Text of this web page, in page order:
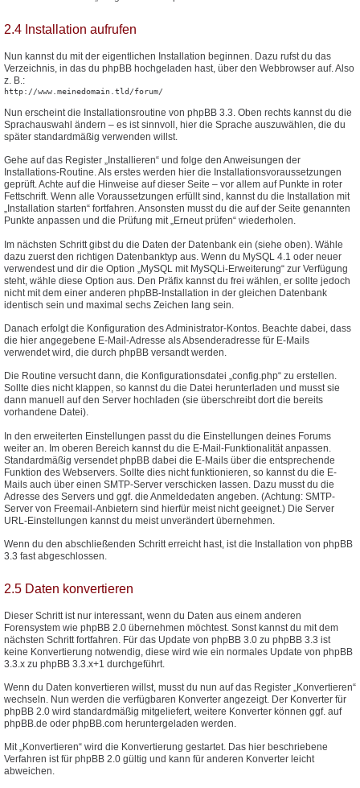
2.4 Installation aufrufen
Nun kannst du mit der eigentlichen Installation beginnen. Dazu rufst du das
Verzeichnis, in das du phpBB hochgeladen hast, über den Webbrowser auf. Also
z. B.:
http://www.meinedomain.tld/forum/
Nun erscheint die Installationsroutine von phpBB 3.3. Oben rechts kannst du die
Sprachauswahl ändern – es ist sinnvoll, hier die Sprache auszuwählen, die du
später standardmäßig verwenden willst.
Gehe auf das Register „Installieren“ und folge den Anweisungen der
Installations-Routine. Als erstes werden hier die Installationsvoraussetzungen
geprüft. Achte auf die Hinweise auf dieser Seite – vor allem auf Punkte in roter
Fettschrift. Wenn alle Voraussetzungen erfüllt sind, kannst du die Installation mit
„Installation starten“ fortfahren. Ansonsten musst du die auf der Seite genannten
Punkte anpassen und die Prüfung mit „Erneut prüfen“ wiederholen.
Im nächsten Schritt gibst du die Daten der Datenbank ein (siehe oben). Wähle
dazu zuerst den richtigen Datenbanktyp aus. Wenn du MySQL 4.1 oder neuer
verwendest und dir die Option „MySQL mit MySQLi-Erweiterung“ zur Verfügung
steht, wähle diese Option aus. Den Präfix kannst du frei wählen, er sollte jedoch
nicht mit dem einer anderen phpBB-Installation in der gleichen Datenbank
identisch sein und maximal sechs Zeichen lang sein.
Danach erfolgt die Konfiguration des Administrator-Kontos. Beachte dabei, dass
die hier angegebene E-Mail-Adresse als Absenderadresse für E-Mails
verwendet wird, die durch phpBB versandt werden.
Die Routine versucht dann, die Konfigurationsdatei „config.php“ zu erstellen.
Sollte dies nicht klappen, so kannst du die Datei herunterladen und musst sie
dann manuell auf den Server hochladen (sie überschreibt dort die bereits
vorhandene Datei).
In den erweiterten Einstellungen passt du die Einstellungen deines Forums
weiter an. Im oberen Bereich kannst du die E-Mail-Funktionalität anpassen.
Standardmäßig versendet phpBB dabei die E-Mails über die entsprechende
Funktion des Webservers. Sollte dies nicht funktionieren, so kannst du die E-
Mails auch über einen SMTP-Server verschicken lassen. Dazu musst du die
Adresse des Servers und ggf. die Anmeldedaten angeben. (Achtung: SMTP-
Server von Freemail-Anbietern sind hierfür meist nicht geeignet.) Die Server
URL-Einstellungen kannst du meist unverändert übernehmen.
Wenn du den abschließenden Schritt erreicht hast, ist die Installation von phpBB
3.3 fast abgeschlossen.
2.5 Daten konvertieren
Dieser Schritt ist nur interessant, wenn du Daten aus einem anderen
Forensystem wie phpBB 2.0 übernehmen möchtest. Sonst kannst du mit dem
nächsten Schritt fortfahren. Für das Update von phpBB 3.0 zu phpBB 3.3 ist
keine Konvertierung notwendig, diese wird wie ein normales Update von phpBB
3.3.x zu phpBB 3.3.x+1 durchgeführt.
Wenn du Daten konvertieren willst, musst du nun auf das Register „Konvertieren“
wechseln. Nun werden die verfügbaren Konverter angezeigt. Der Konverter für
phpBB 2.0 wird standardmäßig mitgeliefert, weitere Konverter können ggf. auf
phpBB.de oder phpBB.com heruntergeladen werden.
Mit „Konvertieren“ wird die Konvertierung gestartet. Das hier beschriebene
Verfahren ist für phpBB 2.0 gültig und kann für anderen Konverter leicht
abweichen.